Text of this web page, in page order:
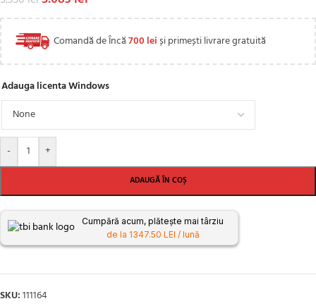
Comandă de Încă700 leiși primești livrare gratuită
Adauga licenta Windows
- +
ADAUGĂ ÎN COȘ
Cumpără acum, plătește mai târziu
de la 1347.50 LEI / lună
SKU:111164